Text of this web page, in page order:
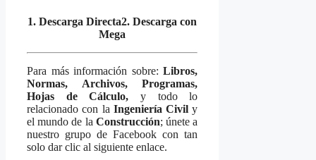
1. Descarga Directa2. Descarga con
Mega
Para más información sobre:Libros,
Normas, Archivos, Programas,
Hojas de Cálculo, y todo lo
relacionado con la Ingeniería Civil y
el mundo de la Construcción; únete a
nuestro grupo de Facebook con tan
solo dar clic al siguiente enlace.